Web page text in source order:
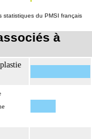
statistiques du PMSI français
à